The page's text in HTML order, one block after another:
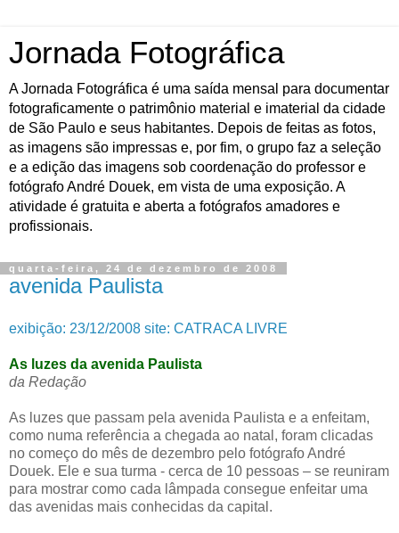
Jornada Fotográfica
A Jornada Fotográfica é uma saída mensal para documentar
fotograficamente o patrimônio material e imaterial da cidade
de São Paulo e seus habitantes. Depois de feitas as fotos,
as imagens são impressas e, por fim, o grupo faz a seleção
e a edição das imagens sob coordenação do professor e
fotógrafo André Douek, em vista de uma exposição. A
atividade é gratuita e aberta a fotógrafos amadores e
profissionais.
quarta-feira, 24 de dezembro de 2008
avenida Paulista
exibição: 23/12/2008 site: CATRACA LIVRE
As luzes da avenida Paulista
da Redação
As luzes que passam pela avenida Paulista e a enfeitam,
como numa referência a chegada ao natal, foram clicadas
no começo do mês de dezembro pelo fotógrafo André
Douek. Ele e sua turma - cerca de 10 pessoas – se reuniram
para mostrar como cada lâmpada consegue enfeitar uma
das avenidas mais conhecidas da capital.